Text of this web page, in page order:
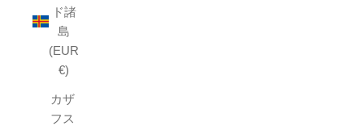
ド諸
島
(EUR
€)
カザ
フス